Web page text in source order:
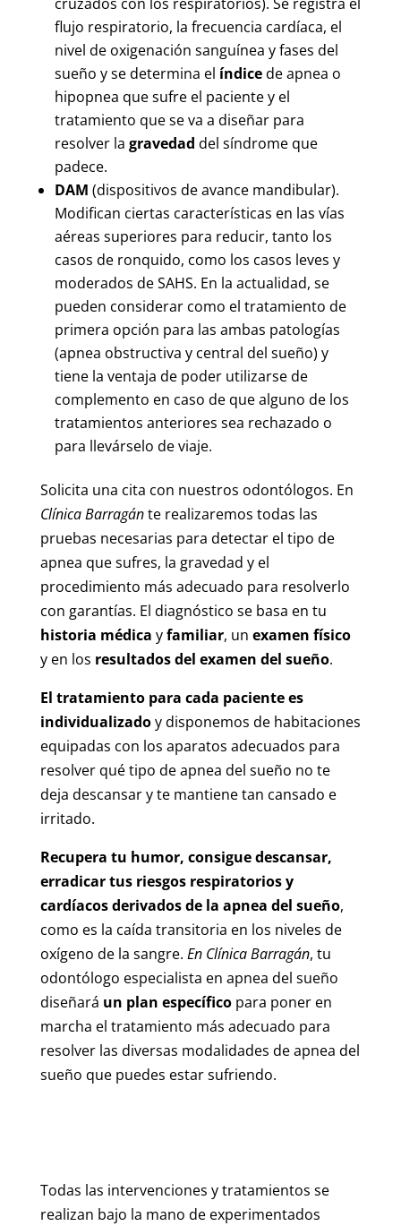
flujo respiratorio, la frecuencia cardíaca, el
nivel de oxigenación sanguínea y fases del
sueño y se determina el índicede apnea o
hipopnea que sufre el paciente y el
tratamiento que se va a diseñar para
resolver la gravedad del síndrome que
padece.
DAM (dispositivos de avance mandibular).
Modifican ciertas características en las vías
aéreas superiores para reducir, tanto los
casos de ronquido, como los casos leves y
moderados de SAHS. En la actualidad, se
pueden considerar como el tratamiento de
primera opción para las ambas patologías
(apnea obstructiva y central del sueño) y
tiene la ventaja de poder utilizarse de
complemento en caso de que alguno de los
tratamientos anteriores sea rechazado o
para llevárselo de viaje.
Solicita una cita con nuestros odontólogos. En
Clínica Barragánte realizaremos todas las
pruebas necesarias para detectar el tipo de
apnea que sufres, la gravedad y el
procedimiento más adecuado para resolverlo
con garantías. El diagnóstico se basa en tu
historia médica yfamiliar, un examen físico
y en los resultados del examen del sueño.
El tratamiento para cada paciente es
individualizadoy disponemos de habitaciones
equipadas con los aparatos adecuados para
resolver qué tipo de apnea del sueño no te
deja descansar y te mantiene tan cansado e
irritado.
Recupera tu humor, consigue descansar,
erradicar tus riesgos respiratorios y
cardíacos derivados de la apnea del sueño,
como es la caída transitoria en los niveles de
oxígeno de la sangre. En Clínica Barragán, tu
odontólogo especialista en apnea del sueño
diseñará un plan específicopara poner en
marcha el tratamiento más adecuado para
resolver las diversas modalidades de apnea del
sueño que puedes estar sufriendo.
Todas las intervenciones y tratamientos se
realizan bajo la mano de experimentados